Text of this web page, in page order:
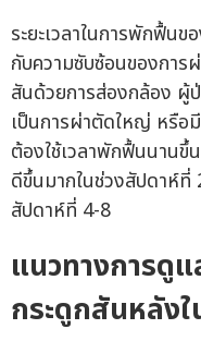
ระยะเวลาในการพักฟื้น
กับความซับซ้อนของการ
สันด้วยการส่องกล้อง ผู้
เป็นการผ่าตัดใหญ่ หรือ
ต้องใช้เวลาพักฟื้นนาน
ดีขึ้นมากในช่วงสัปดาห์ที่
สัปดาห์ที่ 4-8
แนวทางการดู
กระดูกสันหลังใ